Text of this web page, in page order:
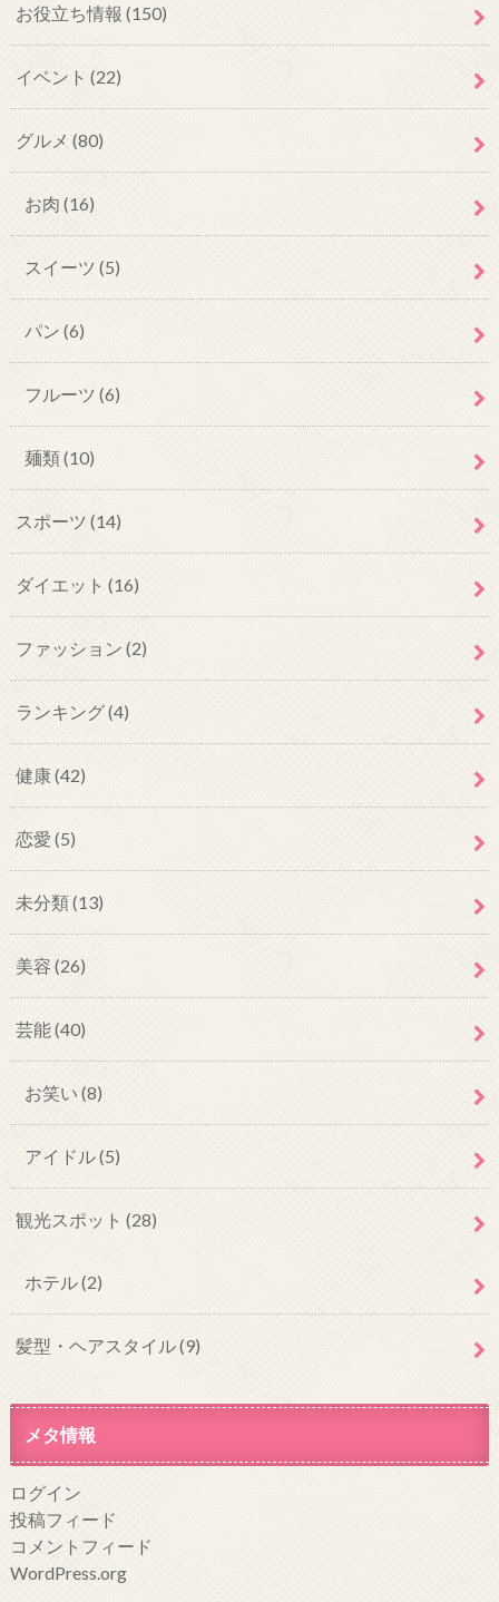
お役立ち情報 (150)
イベント (22)
グルメ (80)
お肉 (16)
スイーツ (5)
パン (6)
フルーツ (6)
麺類(10)
スポーツ (14)
ダイエット (16)
ファッション (2)
ランキング(4)
健康(42)
恋愛 (5)
未分類(13)
美容 (26)
芸能(40)
お笑い (8)
アイドル(5)
観光スポット (28)
ホテル(2)
髪型・ヘアスタイル(9)
メタ情報
ログイン
投稿フィード
コメントフィード
WordPress.org